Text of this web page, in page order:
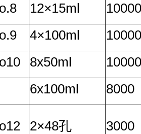
12×15ml
10000
4×100ml
10000
8x50ml
10000
6x100ml
8000
2×48孔 3000